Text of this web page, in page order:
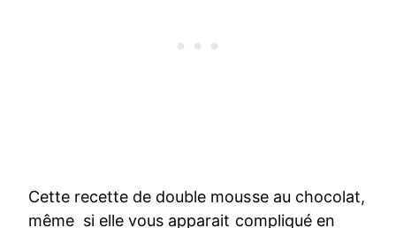
Cette recette de double mousse au chocolat,
même si elle vous apparait compliqué en